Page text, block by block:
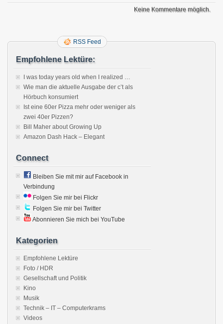
Keine Kommentare möglich.
RSS Feed
Empfohlene Lektüre:
I was today years old when I realized …
Wie man die aktuelle Ausgabe der c’t als
Hörbuch konsumiert
Ist eine 60er Pizza mehr oder weniger als
zwei 40er Pizzen?
Bill Maher about Growing Up
Amazon Dash Hack – Elegant
Connect
Bleiben Sie mit mir auf Facebook in
Verbindung
Folgen Sie mir bei Flickr
Folgen Sie mir bei Twitter
Abonnieren Sie mich bei YouTube
Kategorien
Empfohlene Lektüre
Foto / HDR
Gesellschaft und Politik
Kino
Musik
Technik – IT – Computerkrams
Videos